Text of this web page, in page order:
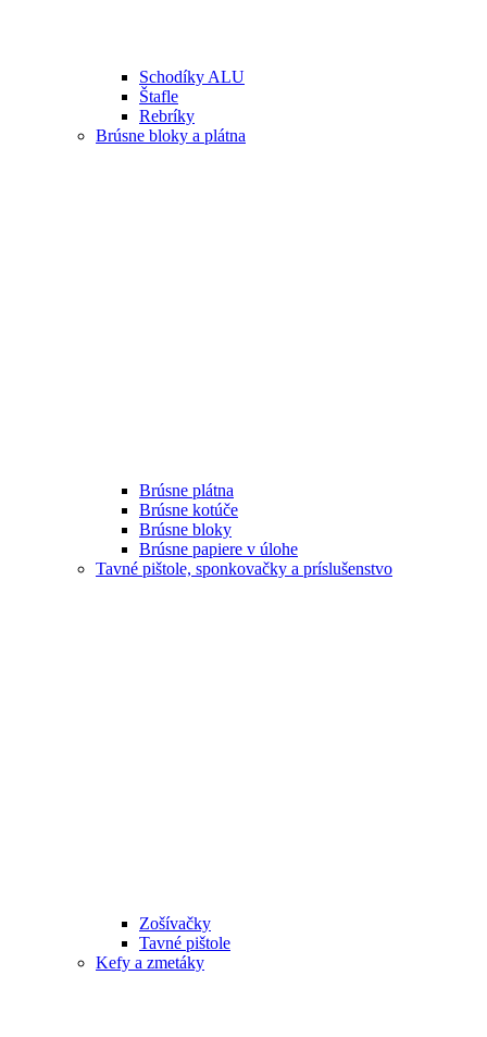
Schodíky ALU
Štafle
Rebríky
Brúsne bloky a plátna
Brúsne plátna
Brúsne kotúče
Brúsne bloky
Brúsne papiere v úlohe
Tavné pištole, sponkovačky a príslušenstvo
Zošívačky
Tavné pištole
Kefy a zmetáky